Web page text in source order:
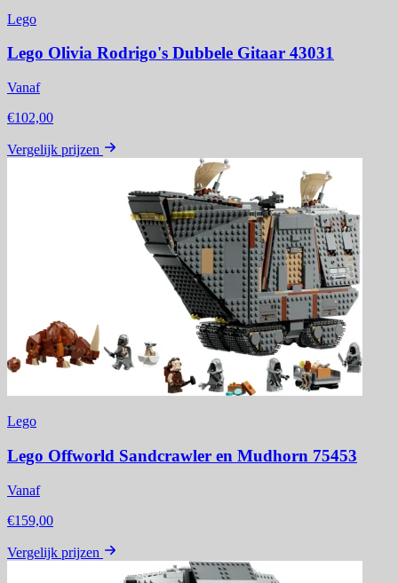
Lego
Lego Olivia Rodrigo's Dubbele Gitaar 43031
Vanaf
€102,00
Vergelijk prijzen
Lego
Lego Offworld Sandcrawler en Mudhorn 75453
Vanaf
€159,00
Vergelijk prijzen